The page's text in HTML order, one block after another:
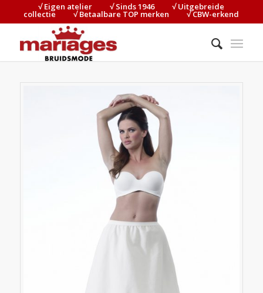
√ Eigen atelier⠀⠀⠀√ Sinds 1946⠀⠀⠀√ Uitgebreide
collectie⠀⠀⠀√ Betaalbare TOP merken⠀⠀⠀√ CBW-erkend